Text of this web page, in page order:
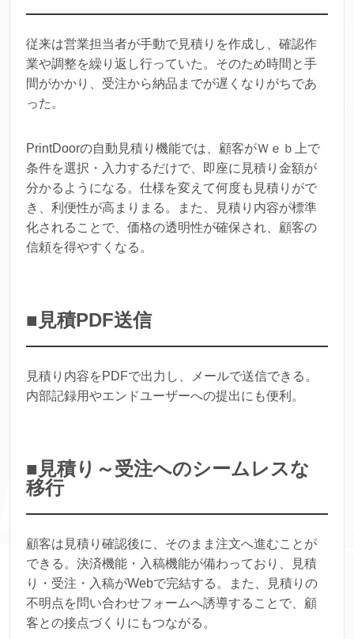
従来は営業担当者が手動で見積りを作成し、確認作
業や調整を繰り返し行っていた。そのため時間と手
間がかかり、受注から納品までが遅くなりがちであ
った。
PrintDoorの自動見積り機能では、顧客がＷｅｂ上で
条件を選択・入力するだけで、即座に見積り金額が
分かるようになる。仕様を変えて何度も見積りがで
き、利便性が高まりまる。また、見積り内容が標準
化されることで、価格の透明性が確保され、顧客の
信頼を得やすくなる。
■見積PDF送信
見積り内容をPDFで出力し、メールで送信できる。
内部記録用やエンドユーザーへの提出にも便利。
■見積り～受注へのシームレスな
移行
顧客は見積り確認後に、そのまま注文へ進むことが
できる。決済機能・入稿機能が備わっており、見積
り・受注・入稿がWebで完結する。また、見積りの
不明点を問い合わせフォームへ誘導することで、顧
客との接点づくりにもつながる。